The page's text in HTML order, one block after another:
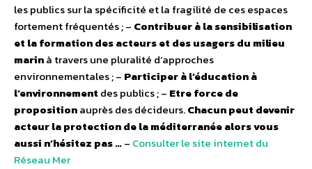
les publics sur la spécificité et la fragilité de ces espaces
fortement fréquentés ; – Contribuer à la sensibilisation
et la formation des acteurs et des usagers du milieu
marinà travers une pluralité d’approches
environnementales ; – Participer à l’éducation à
l’environnement des publics ; – Etre force de
propositionauprès des décideurs.Chacun peut devenir
acteur la protection de la méditerranée alors vous
aussi n’hésitez pas …– Consulter le site internet du
Réseau Mer